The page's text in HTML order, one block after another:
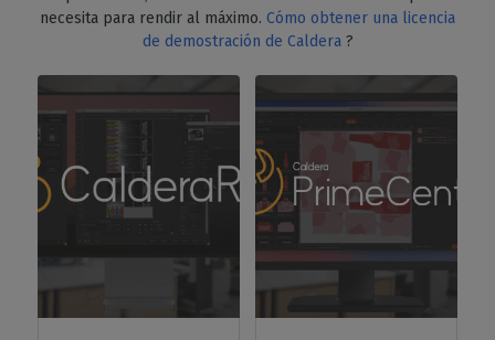
necesita para rendir al máximo. Cómo obtener una licencia
de demostración de Caldera ?